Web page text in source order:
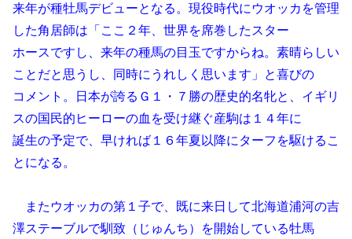
来年が種牡馬デビューとなる。現役時代にウオッカを管理
した角居師は「ここ２年、世界を席巻したスター
ホースですし、来年の種馬の目玉ですからね。素晴らしい
ことだと思うし、同時にうれしく思います」と喜びの
コメント。日本が誇るＧ１・７勝の歴史的名牝と、イギリ
スの国民的ヒーローの血を受け継ぐ産駒は１４年に
誕生の予定で、早ければ１６年夏以降にターフを駆けるこ
とになる。
またウオッカの第１子で、既に来日して北海道浦河の吉
澤ステーブルで馴致（じゅんち）を開始している牡馬